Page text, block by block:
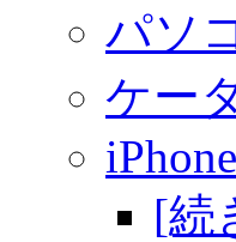
パソ
ケー
[続